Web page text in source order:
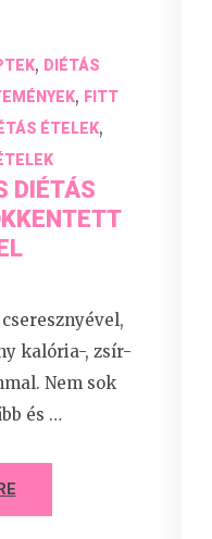
, DIÉTÁS
, FITT
ÉTELEK,
DIÉTÁS
kalória-, zsír-
Nem sok
és …